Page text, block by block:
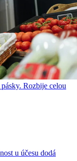
Rozbije celou
u účesu dodá